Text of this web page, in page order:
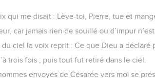
qui me disait : Lève-toi, Pierre, tue et
car jamais rien de souillé ou d’impur
ciel la voix reprit : Ce que Dieu a déclaré
trois fois ; puis tout fut retiré dans le ciel.
envoyés de Césarée vers moi se